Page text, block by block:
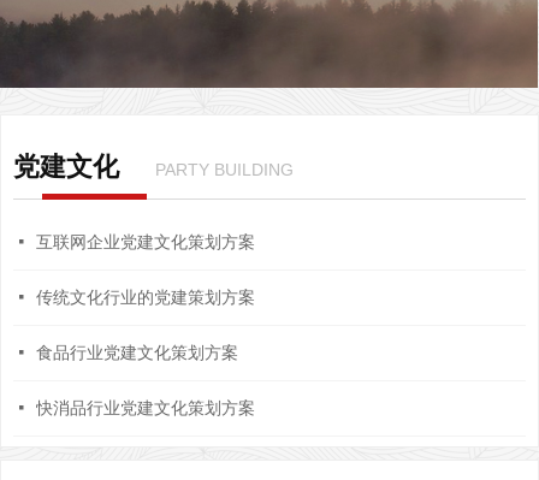
党建文化 PARTY BUILDING
넷 互联网企业党建文化策划方案
넷 传统文化行业的党建策划方案
넷 食品行业党建文化策划方案
넷 快消品行业党建文化策划方案